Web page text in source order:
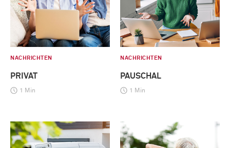
NACHRICHTEN
PRIVAT
1 Min
NACHRICHTEN
PAUSCHAL
1 Min